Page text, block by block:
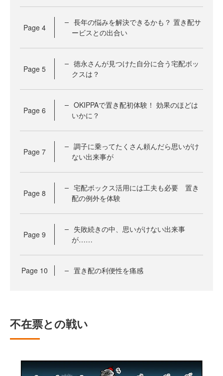
Page 4
長年の悩みを解決できるかも？ 置き配サ
ービスとの出合い
Page 5
徳永さんが見つけた自分に合う宅配ボッ
クスは？
Page 6
OKIPPAで置き配初体験！ 効果のほどは
いかに？
Page 7
調子に乗ってたくさん頼んだら思いがけ
ない出来事が
Page 8
宅配ボックス活用には工夫も必要 置き
配の例外を体験
Page 9
失敗続きの中、思いがけない出来事
が……
Page 10 置き配の利便性を痛感
不在票との戦い